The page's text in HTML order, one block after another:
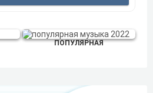
ПОПУЛЯРНАЯ